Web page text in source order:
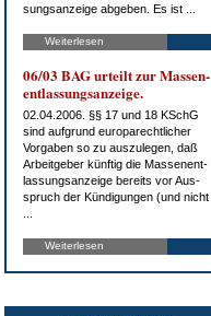
sungs­an­zei­ge ab­ge­ben. Es ist ...
Weiterlesen
06/03 BAG ur­teilt zur Mas­sen­
ent­las­sungs­an­zei­ge.
02.04.2006. §§ 17 und 18 KSchG
sind auf­grund eu­ro­pa­recht­li­cher
Vor­ga­ben so zu aus­zu­le­gen, daß
Ar­beit­ge­ber künf­tig die Mas­sen­ent­
las­sungs­an­zei­ge be­reits vor Aus­
spruch der Kün­di­gun­gen (und nicht
Weiterlesen